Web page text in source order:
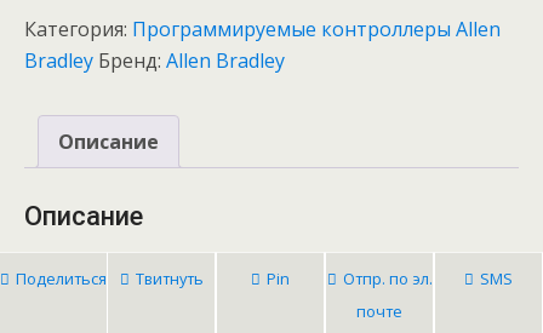
Категория: Программируемые контроллеры Allen
Bradley Бренд: Allen Bradley
Описание
Описание
Поделиться Твитнуть Pin
Отпр. по эл.
почте
SMS